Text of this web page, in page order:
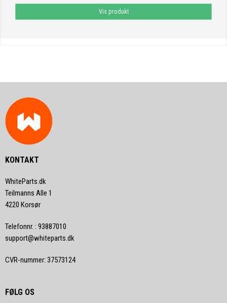
Vis produkt
KONTAKT
WhiteParts.dk
Teilmanns Alle 1
4220 Korsør
Telefonnr. : 93887010
support@whiteparts.dk
CVR-nummer: 37573124
FØLG OS